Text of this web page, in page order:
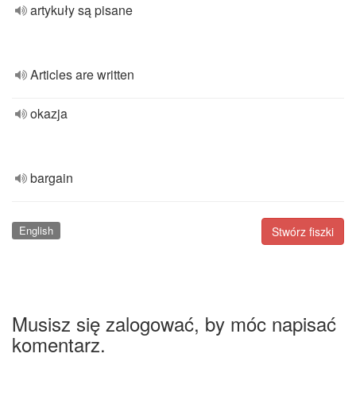
artykuły są pisane
Articles are written
okazja
bargain
Stwórz fiszki
English
Musisz się zalogować, by móc napisać
komentarz.